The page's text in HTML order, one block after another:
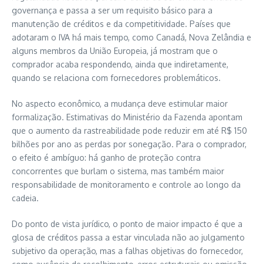
governança e passa a ser um requisito básico para a
manutenção de créditos e da competitividade. Países que
adotaram o IVA há mais tempo, como Canadá, Nova Zelândia e
alguns membros da União Europeia, já mostram que o
comprador acaba respondendo, ainda que indiretamente,
quando se relaciona com fornecedores problemáticos.
No aspecto econômico, a mudança deve estimular maior
formalização. Estimativas do Ministério da Fazenda apontam
que o aumento da rastreabilidade pode reduzir em até R$ 150
bilhões por ano as perdas por sonegação. Para o comprador,
o efeito é ambíguo: há ganho de proteção contra
concorrentes que burlam o sistema, mas também maior
responsabilidade de monitoramento e controle ao longo da
cadeia.
Do ponto de vista jurídico, o ponto de maior impacto é que a
glosa de créditos passa a estar vinculada não ao julgamento
subjetivo da operação, mas a falhas objetivas do fornecedor,